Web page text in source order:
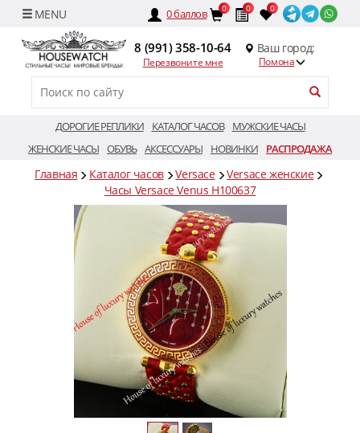
0баллов 0 0 0
8 (991) 358-10-64
Перезвоните мне
Ваш город:
Помона
ДОРОГИЕ РЕПЛИКИ КАТАЛОГ ЧАСОВ
МУЖСКИЕ ЧАСЫ
ЖЕНСКИЕ ЧАСЫ ОБУВЬ АКСЕССУАРЫ НОВИНКИ РАСПРОДАЖА
Главная Каталог часов Versace
Versace женские
Часы Versace Venus H100637